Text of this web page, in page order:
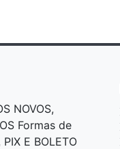
NOVOS,
Formas de
E BOLETO